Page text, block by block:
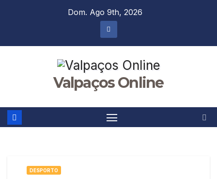
Dom. Ago 9th, 2026
Valpaços Online
DESPORTO